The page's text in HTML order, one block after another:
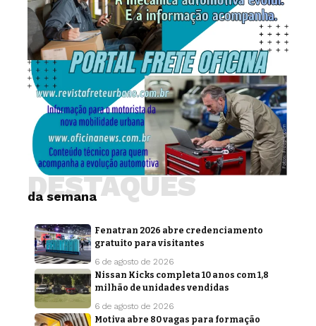
da semana
DESTAQUES
Fenatran 2026 abre credenciamento
gratuito para visitantes
6 de agosto de 2026
Nissan Kicks completa 10 anos com 1,8
milhão de unidades vendidas
6 de agosto de 2026
Motiva abre 80 vagas para formação